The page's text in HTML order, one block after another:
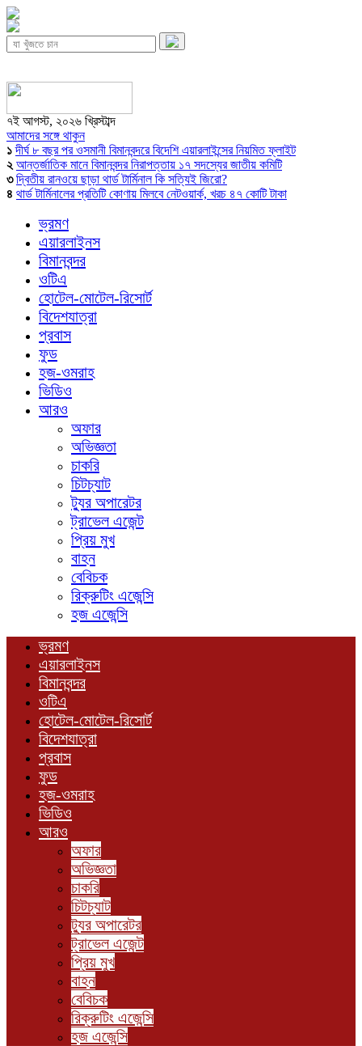
৭ই আগস্ট, ২০২৬ খ্রিস্টাব্দ
আমাদের সঙ্গে থাকুন
১ দীর্ঘ ৮ বছর পর ওসমানী বিমানবন্দরে বিদেশি এয়ারলাইন্সের নিয়মিত ফ্লাইট
২ আন্তর্জাতিক মানে বিমানবন্দর নিরাপত্তায় ১৭ সদস্যের জাতীয় কমিটি
৩ দ্বিতীয় রানওয়ে ছাড়া থার্ড টার্মিনাল কি সত্যিই জিরো?
৪ থার্ড টার্মিনালের প্রতিটি কোণায় মিলবে নেটওয়ার্ক, খরচ ৪৭ কোটি টাকা
ভ্রমণ
এয়ারলাইনস
বিমানবন্দর
ওটিএ
হোটেল-মোটেল-রিসোর্ট
বিদেশযাত্রা
প্রবাস
ফুড
হজ-ওমরাহ
ভিডিও
আরও
অফার
অভিজ্ঞতা
চাকরি
চিটচ্যাট
ট্যুর অপারেটর
ট্রাভেল এজেন্ট
প্রিয় মুখ
বাহন
বেবিচক
রিক্রুটিং এজেন্সি
হজ এজেন্সি
ভ্রমণ
এয়ারলাইনস
বিমানবন্দর
ওটিএ
হোটেল-মোটেল-রিসোর্ট
বিদেশযাত্রা
প্রবাস
ফুড
হজ-ওমরাহ
ভিডিও
আরও
অফার
অভিজ্ঞতা
চাকরি
চিটচ্যাট
ট্যুর অপারেটর
ট্রাভেল এজেন্ট
প্রিয় মুখ
বাহন
বেবিচক
রিক্রুটিং এজেন্সি
হজ এজেন্সি